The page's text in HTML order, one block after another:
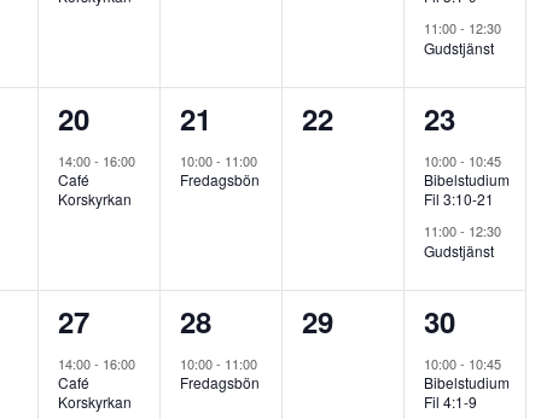
11:00- 12:30
Gudstjänst
1
evenemang,
20
14:00- 16:00
Café
Korskyrkan
1
evenemang,
21
10:00- 11:00
Fredagsbön
0
evenemang,
22
2
23
10:00- 10:45
Bibelstudium
Fil 3:10-21
11:00- 12:30
Gudstjänst
1
evenemang,
27
14:00- 16:00
Café
Korskyrkan
1
evenemang,
28
10:00- 11:00
Fredagsbön
0
evenemang,
29
2
30
10:00- 10:45
Bibelstudium
Fil 4:1-9